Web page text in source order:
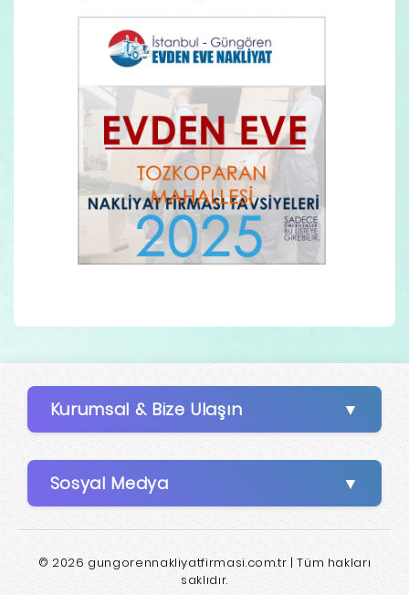
Kurumsal & Bize Ulaşın
Sosyal Medya
© 2026 gungorennakliyatfirmasi.com.tr | Tüm hakları
saklıdır.